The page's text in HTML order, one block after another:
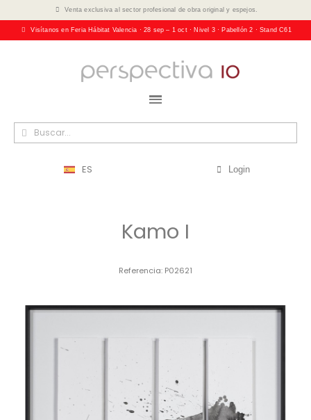
Venta exclusiva al sector profesional de obra original y espejos.
Visítanos en Feria Hábitat Valencia · 28 sep – 1 oct · Nivel 3 · Pabellón 2 · Stand C61
ES Login
Kamo I
Referencia P02621